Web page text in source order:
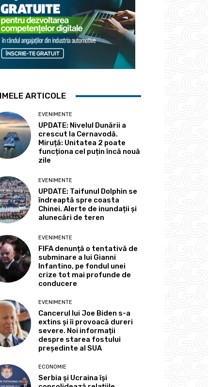
ARTICOLE
EVENIMENTE
UPDATE: Nivelul Dunării a
crescut la Cernavodă.
Miruță: Unitatea 2 poate
funcționa cel puțin încă nouă
zile
EVENIMENTE
UPDATE: Taifunul Dolphin se
îndreaptă spre coasta
Chinei. Alerte de inundații și
alunecări de teren
EVENIMENTE
FIFA denunță o tentativă de
subminare a lui Gianni
Infantino, pe fondul unei
crize tot mai profunde de
conducere
EVENIMENTE
Cancerul lui Joe Biden s-a
extins și îi provoacă dureri
severe. Noi informații
despre starea fostului
președinte al SUA
ECONOMIE
Serbia și Ucraina își